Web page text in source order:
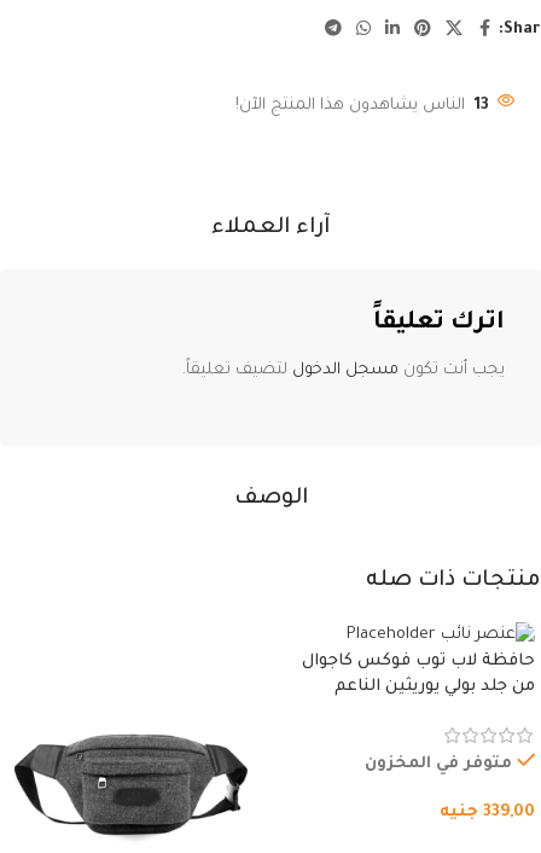
13 الناس يشاهدون هذا المنتج الآن!
الوصف
آراء العملاء
اترك تعليقاً
يجب أنت تكون مسجل الدخول لتضيف تعليقاً.
منتجات ذات صله
حافظة لاب توب فوكس كاجوال
من جلد بولي يوريثين الناعم
وسوستة.
متوفر في المخزون
339,00 جنيه